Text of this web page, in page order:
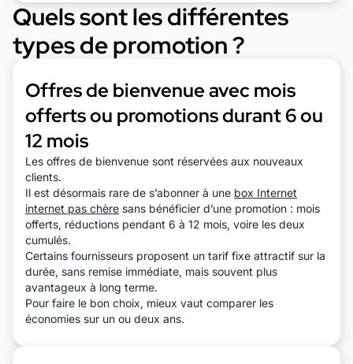
Quels sont les différentes
types de promotion ?
Offres de bienvenue avec mois
offerts ou promotions durant 6 ou
12 mois
Les offres de bienvenue sont réservées aux nouveaux
clients.
Il est désormais rare de s’abonner à une box Internet
internet pas chère sans bénéficier d’une promotion : mois
offerts, réductions pendant 6 à 12 mois, voire les deux
cumulés.
Certains fournisseurs proposent un tarif fixe attractif sur la
durée, sans remise immédiate, mais souvent plus
avantageux à long terme.
Pour faire le bon choix, mieux vaut comparer les
économies sur un ou deux ans.